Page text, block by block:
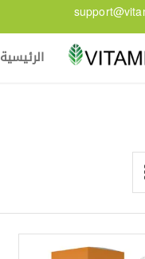
الرئيسية